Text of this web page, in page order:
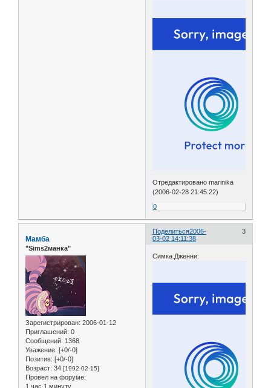
Отредактировано marinika
(2006-02-28 21:45:22)
0
Поделиться 3
2006-
03-02 14:11:38
Мамба
"Sims2манка"
Зарегистрирован: 2006-01-12
Приглашений: 0
Сообщений: 1368
Уважение: [+0/-0]
Позитив: [+0/-0]
Возраст: 34 [1992-02-15]
Провел на форуме:
1 час 1 минуту
Симка.Дженни: